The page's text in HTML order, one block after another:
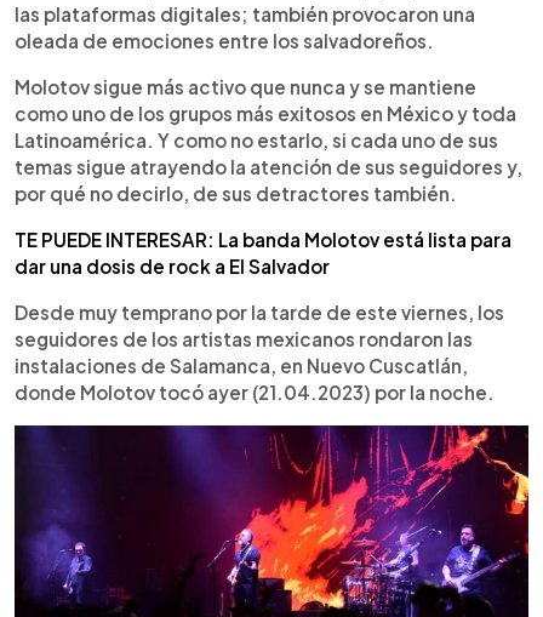
las plataformas digitales; también provocaron una
oleada de emociones entre los salvadoreños.
Molotov sigue más activo que nunca y se mantiene
como uno de los grupos más exitosos en México y toda
Latinoamérica. Y como no estarlo, si cada uno de sus
temas sigue atrayendo la atención de sus seguidores y,
por qué no decirlo, de sus detractores también.
TE PUEDE INTERESAR: La banda Molotov está lista para
dar una dosis de rock a El Salvador
Desde muy temprano por la tarde de este viernes, los
seguidores de los artistas mexicanos rondaron las
instalaciones de Salamanca, en Nuevo Cuscatlán,
donde Molotov tocó ayer (21.04.2023) por la noche.